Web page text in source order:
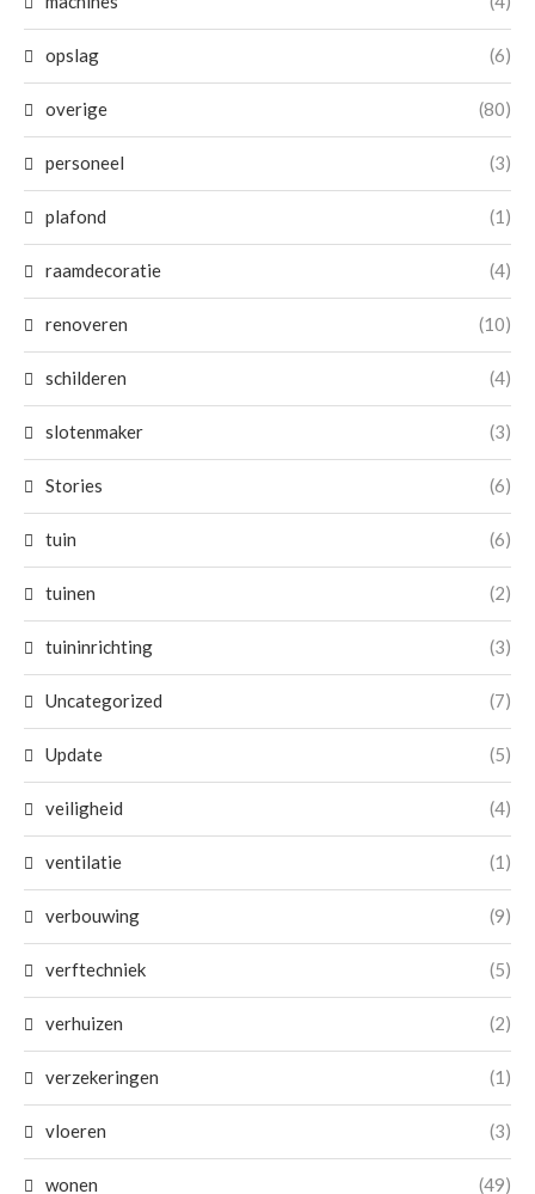
opslag (6)
overige (80)
personeel (3)
plafond (1)
raamdecoratie (4)
renoveren (10)
schilderen (4)
slotenmaker (3)
Stories (6)
tuin (6)
tuinen (2)
tuininrichting (3)
Uncategorized (7)
Update (5)
veiligheid (4)
ventilatie (1)
verbouwing (9)
verftechniek (5)
verhuizen (2)
verzekeringen (1)
vloeren (3)
wonen (49)